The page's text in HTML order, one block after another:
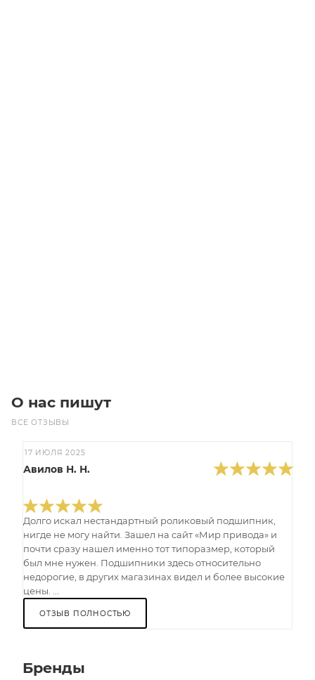
О нас пишут
ВСЕ ОТЗЫВЫ
17 ИЮЛЯ 2025
Авилов Н. Н.
Долго искал нестандартный роликовый подшипник,
нигде не могу найти. Зашел на сайт «Мир привода» и
почти сразу нашел именно тот типоразмер, который
был мне нужен. Подшипники здесь относительно
недорогие, в других магазинах видел и более высокие
цены. ...
ОТЗЫВ ПОЛНОСТЬЮ
Бренды